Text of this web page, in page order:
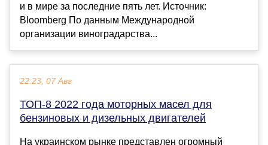
и в мире за последние пять лет. Источник:
Bloomberg По данным Международной
организации виноградарства...
22:23, 07 Авг
ТОП-8 2022 года моторных масел для
бензиновых и дизельных двигателей
На украинском рынке представлен огромный